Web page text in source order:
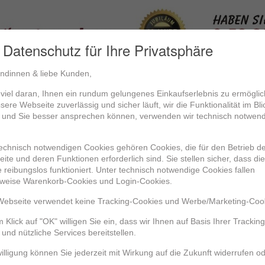
für Ihre Privatsphäre
& liebe Kunden,
daran, Ihnen ein rundum gelungenes Einkaufserlebnis zu
Webseite zuverlässig und sicher läuft, wir die Funktionalität im
Sie besser ansprechen können, verwenden wir technisch
notwendigen Cookies gehören Cookies, die für den Betrieb
und deren Funktionen erforderlich sind. Sie stellen sicher, dass die
reibungslos funktioniert. Unter technisch notwendige Cookies fallen
Warenkorb-Cookies und Login-Cookies.
verwendet keine Tracking-Cookies und Werbe/Marketing-
Klick auf "OK" willigen Sie ein, dass wir Ihnen auf Basis Ihrer
nützliche Services bereitstellen.
können Sie jederzeit mit Wirkung auf die Zukunft widerrufen
Anmelden Kontakt Ausstellungsmobile